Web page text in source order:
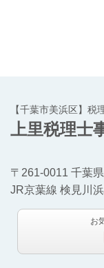
【千葉市美浜区】税
上里税理士
〒261-0011 千葉
JR京葉線 検見川
お